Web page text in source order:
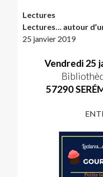
Lectures
Lectures… autour
25 janvier 2019
Vendredi 25
57290